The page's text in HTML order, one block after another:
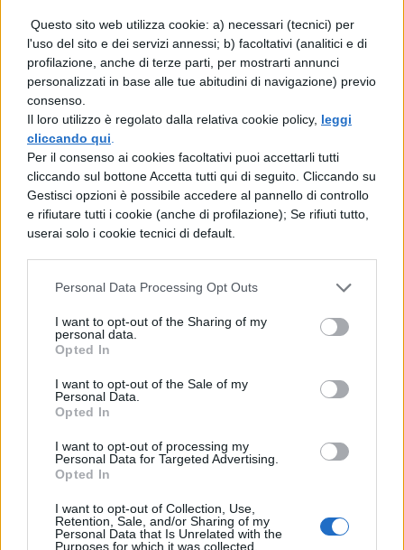
Questo sito web utilizza cookie: a) necessari (tecnici) per
l'uso del sito e dei servizi annessi; b) facoltativi (analitici e di
profilazione, anche di terze parti, per mostrarti annunci
personalizzati in base alle tue abitudini di navigazione) previo
consenso.
Il loro utilizzo è regolato dalla relativa cookie policy, leggi
cliccando qui
Per il consenso ai cookies facoltativi puoi accettarli tutti
cliccando sul bottone Accetta tutti qui di seguito. Cliccando su
Gestisci opzioni è possibile accedere al pannello di controllo
e rifiutare tutti i cookie (anche di profilazione); Se rifiuti tutto,
userai solo i cookie tecnici di default.
Personal Data Processing Opt Outs
I want to opt-out of the Sharing of my
personal data.
Opted In
I want to opt-out of the Sale of my
Personal Data.
Opted In
I want to opt-out of processing my
Personal Data for Targeted Advertising.
Opted In
I want to opt-out of Collection, Use,
Retention, Sale, and/or Sharing of my
Personal Data that Is Unrelated with the
Purposes for which it was collected.
casa la propone Mango, con un body in
tulle elegante e fine, disponibile nelle
tonalità del nero e del rosa pallido. Puoi
abbinarlo a un pantalone palazzo della
stessa tonalità o colorato o a un leggings
nero o con glitter. I tacchi vanno benissimo,
altrimenti puoi optare anche per una
ballerina con glitter o un mocassino in
vernice.
Abito di velluto
Quest’anno il velluto è tornato di moda,
quindi puoi optare per un mini abito in
velluto con maniche lunghe scampanate e
gonna a balze, come quella proposta da
Mango e disponibile nei colori del nero o
del nude. Lo puoi abbinare a comodi ankle
boot con il tacco largo.